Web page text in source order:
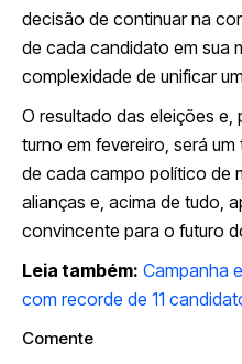
decisão de continuar na
de cada candidato em sua
complexidade de unificar
O resultado das eleições
turno em fevereiro, será
de cada campo político de
alianças e, acima de tudo,
convincente para o futuro
Leia também: Campanha
com recorde de 11
Comente